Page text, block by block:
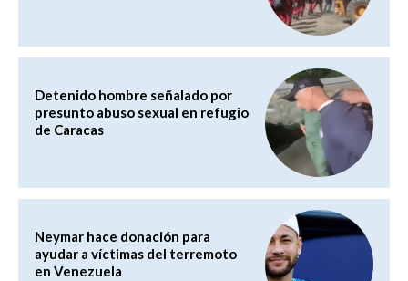
Detenido hombre señalado por
presunto abuso sexual en refugio
de Caracas
Neymar hace donación para
ayudar a víctimas del terremoto
en Venezuela